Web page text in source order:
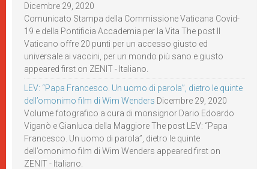
Dicembre 29, 2020
Comunicato Stampa della Commissione Vaticana Covid-
19 e della Pontificia Accademia per la Vita The post Il
Vaticano offre 20 punti per un accesso giusto ed
universale ai vaccini, per un mondo più sano e giusto
appeared first on ZENIT - Italiano.
LEV: “Papa Francesco. Un uomo di parola”, dietro le quinte
dell’omonimo film di Wim Wenders Dicembre 29, 2020
Volume fotografico a cura di monsignor Dario Edoardo
Viganò e Gianluca della Maggiore The post LEV: “Papa
Francesco. Un uomo di parola”, dietro le quinte
dell’omonimo film di Wim Wenders appeared first on
ZENIT - Italiano.